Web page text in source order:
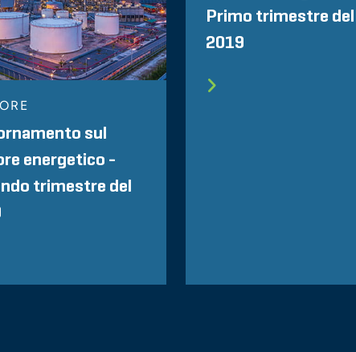
sul
energetico -
trimestre del
Primo trimestre del
2019